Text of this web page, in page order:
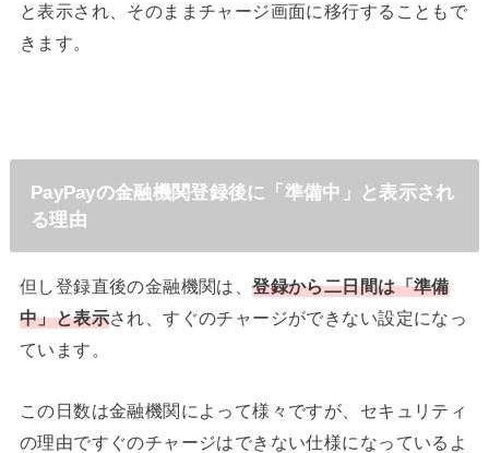
と表示され、そのままチャージ画面に移行することもで
きます。
PayPayの金融機関登録後に「準備中」と表示され
る理由
但し登録直後の金融機関は、登録から二日間は「準備
中」と表示され、すぐのチャージができない設定になっ
ています。
この日数は金融機関によって様々ですが、セキュリティ
の理由ですぐのチャージはできない仕様になっているよ